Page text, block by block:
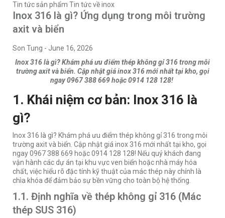
Tin tức sản phẩm Tin tức về inox
Inox 316 là gì? Ứng dụng trong môi trường
axit và biển
Son Tung - June 16, 2026
Inox 316 là gì? Khám phá ưu điểm thép không gỉ 316 trong môi
trường axit và biển. Cập nhật giá inox 316 mới nhất tại kho, gọi
ngay 0967 388 669 hoặc 0914 128 128!
1. Khái niệm cơ bản: Inox 316 là
gì?
Inox 316 là gì? Khám phá ưu điểm thép không gỉ 316 trong môi
trường axit và biển. Cập nhật giá inox 316 mới nhất tại kho, gọi
ngay 0967 388 669 hoặc 0914 128 128! Nếu quý khách đang
vận hành các dự án tại khu vực ven biển hoặc nhà máy hóa
chất, việc hiểu rõ đặc tính kỹ thuật của mác thép này chính là
chìa khóa để đảm bảo sự bền vững cho toàn bộ hệ thống.
1.1. Định nghĩa về thép không gỉ 316 (Mác
thép SUS 316)